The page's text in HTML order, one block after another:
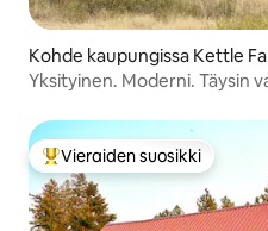
Kohde kaupungissa Kettle
Yksityinen. Moderni. Täysin
Vieraiden suosikkien
Vieraiden suosikki